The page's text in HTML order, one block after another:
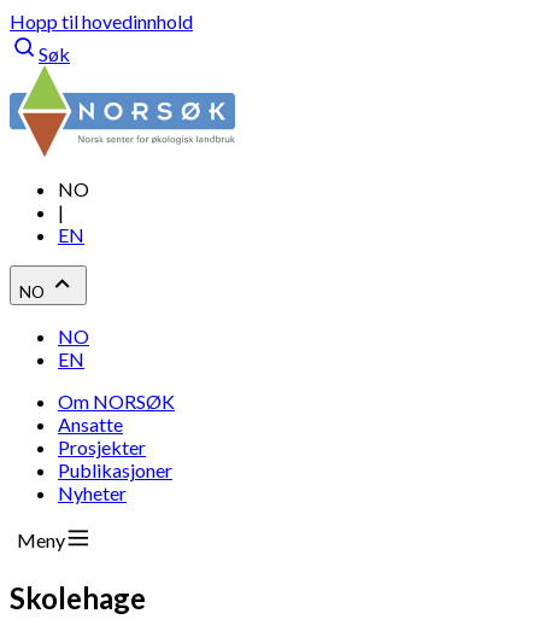
Hopp til hovedinnhold
Søk
NO
|
EN
NO
NO
EN
Om NORSØK
Ansatte
Prosjekter
Publikasjoner
Nyheter
Meny
Skolehage